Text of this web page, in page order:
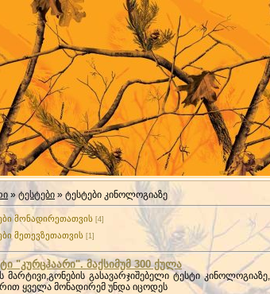
» ტესტები » ტესტები კინოლოგიაზე
მონადირეთათვის [4]
მეთევზეთათვის [1]
"კურცჰაარი". მაქსიმუმ 300 ქულა
მარტივი,გონების გასავარჯიშებელი ტესტი
ყველა მონადირემ უნდა იცოდეს